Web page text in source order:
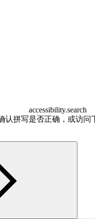
accessibility.search
认拼写是否正确，或访问